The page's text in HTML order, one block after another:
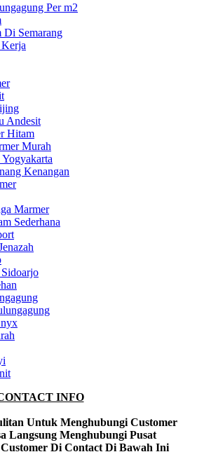
Per m2
Semarang
Andesit
Hitam
Murah
Kenangan
Marmer
Sederhana
INFO
Untuk Menghubungi Customer
Langsung Menghubungi Pusat
Di Contact Di Bawah Ini